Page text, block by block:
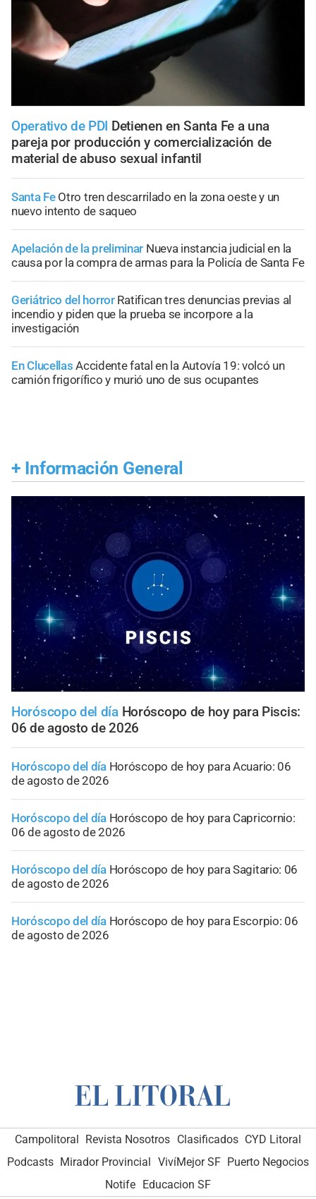
Operativo de PDI Detienen en Santa Fe a una
pareja por producción y comercialización de
material de abuso sexual infantil
Santa Fe Otro tren descarrilado en la zona oeste y un
nuevo intento de saqueo
Apelación de la preliminar Nueva instancia judicial en la
causa por la compra de armas para la Policía de Santa Fe
Geriátrico del horror Ratifican tres denuncias previas al
incendio y piden que la prueba se incorpore a la
investigación
En Clucellas Accidente fatal en la Autovía 19: volcó un
camión frigorífico y murió uno de sus ocupantes
+ Información General
Horóscopo del día Horóscopo de hoy para Piscis:
06 de agosto de 2026
Horóscopo del día Horóscopo de hoy para Acuario: 06
de agosto de 2026
Horóscopo del día Horóscopo de hoy para Capricornio:
06 de agosto de 2026
Horóscopo del día Horóscopo de hoy para Sagitario: 06
de agosto de 2026
Horóscopo del día Horóscopo de hoy para Escorpio: 06
de agosto de 2026
Campolitoral Revista Nosotros Clasificados CYD Litoral
Podcasts Mirador Provincial VivíMejor SF Puerto Negocios
Notife
Educacion SF